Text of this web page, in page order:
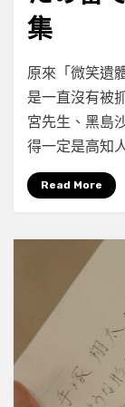
集
by 小云
Leave a
原來「微笑遺
是一直沒有被
宮先生、黑島
得一定是高知
Read More